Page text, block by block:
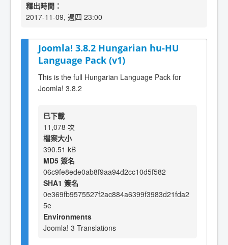
釋出時間：
2017-11-09, 週四 23:00
Joomla! 3.8.2 Hungarian hu-HU
Language Pack (v1)
This is the full Hungarian Language Pack for
Joomla! 3.8.2
已下載
11,078 次
檔案大小
390.51 kB
MD5 簽名
06c9fe8ede0ab8f9aa94d2cc10d5f582
SHA1 簽名
0e369fb9575527f2ac884a6399f3983d21fda2
5e
Environments
Joomla! 3 Translations